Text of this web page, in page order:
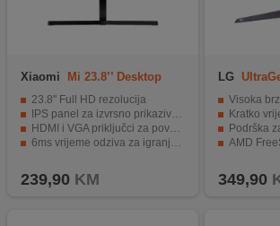
Xiaomi
Mi 23.8’’ Desktop
23.8" Full HD rezolucija
IPS panel za izvrsno prikazivanje slika
HDMI i VGA priključci za povezivanje
6ms vrijeme odziva za igranje igara
239,90 KM
LG
Visoka brzina
Kratko
Podrška za
AMD
349,90